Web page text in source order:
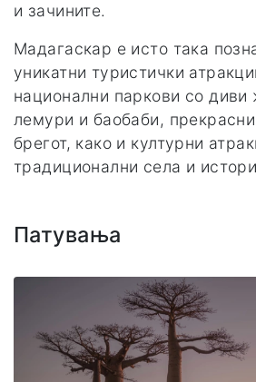
и зачините.
Мадагаскар е исто така
уникатни туристички
национални паркови со диви
лемури и баобаби,
брегот, како и културни
традиционални села и
Патувања